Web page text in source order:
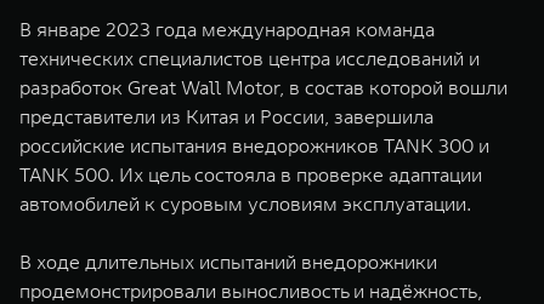
WEY 80
от 6 449 000 ₽
WEY 80
В январе 2023 года международная команда
технических специалистов центра исследований и
разработок Great Wall Motor, в состав которой вошли
представители из Китая и России, завершила
российские испытания внедорожников TANK 300 и
TANK 500. Их цель состояла в проверке адаптации
автомобилей к суровым условиям эксплуатации.
В ходе длительных испытаний внедорожники
продемонстрировали выносливость и надёжность,